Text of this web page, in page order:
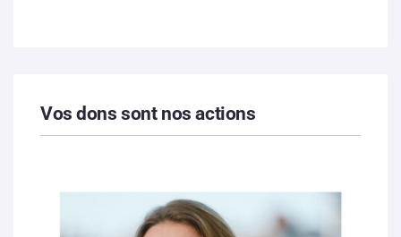
Vos dons sont nos actions